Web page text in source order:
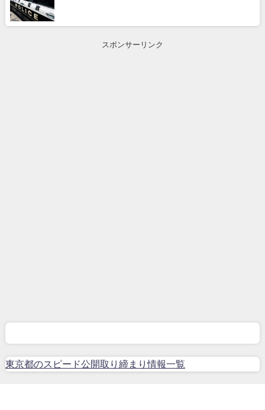
スポンサーリンク
東京都のスピード公開取り締まり情報一覧